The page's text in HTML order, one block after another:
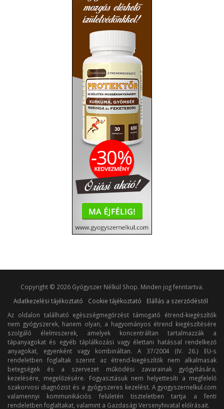
Copyright © 2026 Gyógyszer Nélkül Shop. Minden jog fenntartva.
Adatkezelési tájékoztató
Cookie tájékoztató
Elállás a szerződéstől
Az oldalon található egészségmegőrzést támogató étrend-kiegészítők
nem gyógyszerek, hanem olyan, a hagyományos étrend kiegészítésére
szolgáló élelmiszerek, amelyek koncentráltan tartalmazzák a
tápanyagokat és egyéb táplálkozási vagy élettani hatással rendelkező
anyagokat, egyenként vagy kombináltan. A 37/2004 (IV. 26.) EU-s
rendeletben foglaltak szerint az étrend-kiegészítők nem alkalmasak
betegségek és a szervezet működési zavarainak gyógyítására,
kezelésére, megelőzésére. Fogyasztásuk nem helyettesíti a megfelelő
szakorvosi diagnózist és a gyógyszeres kezelést. A gyogyszernelkul.com
valamennyi kommunikációs felületén tiszteletben tartja a fenti
rendeletben foglaltakat, valamint a Gazdasági Versenyhivatal előírásait.